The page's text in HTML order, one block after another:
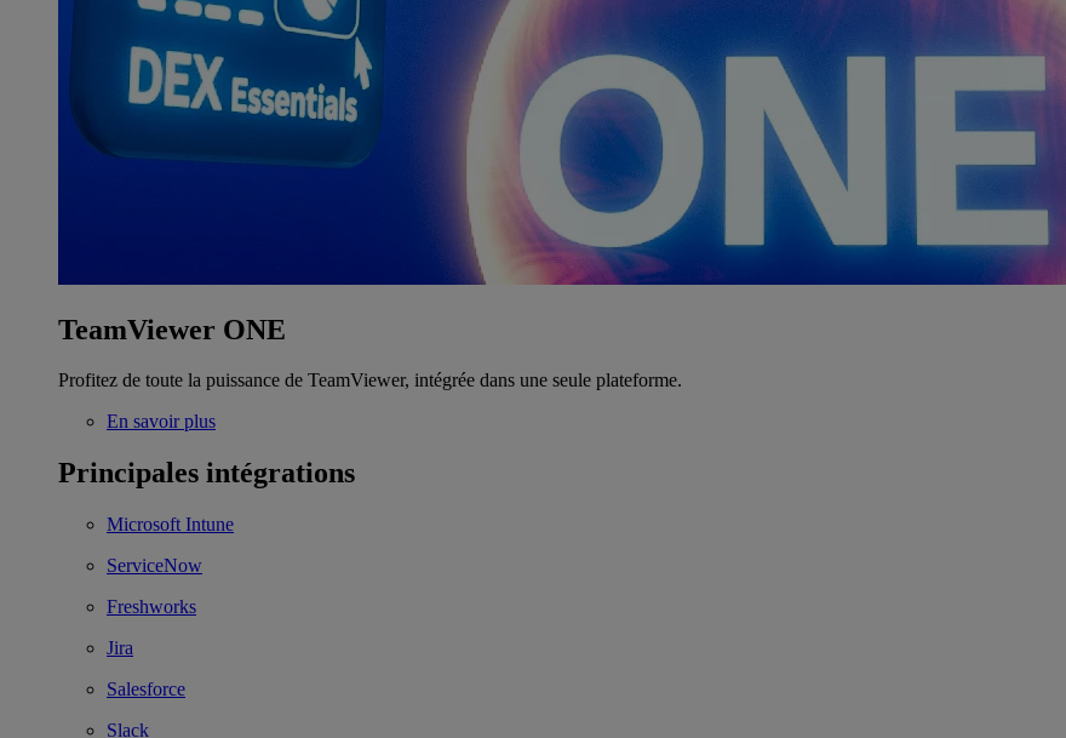
TeamViewer ONE
Profitez de toute la puissance de TeamViewer, intégrée dans une seule plateforme.
En savoir plus
Principales intégrations
Microsoft Intune
ServiceNow
Freshworks
Jira
Salesforce
Slack